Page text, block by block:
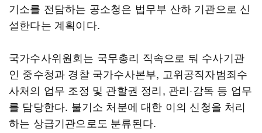
기소를 전담하는 공소청은 법무부 산하 기관으로 신
설한다는 계획이다.
국가수사위원회는 국무총리 직속으로 둬 수사기관
인 중수청과 경찰 국가수사본부, 고위공직자범죄수
사처의 업무 조정 및 관할권 정리, 관리·감독 등 업무
를 담당한다. 불기소 처분에 대한 이의 신청을 처리
하는 상급기관으로도 분류된다.